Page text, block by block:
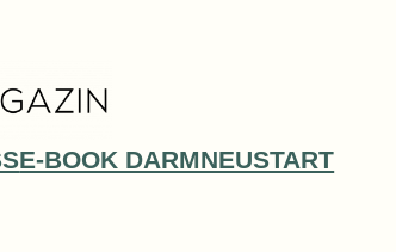
E-BOOK DARMNEUSTART